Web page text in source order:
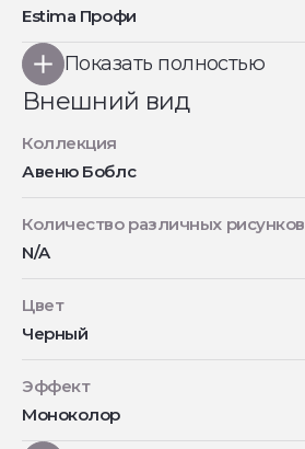
Estima Профи
Показать полностью
Внешний вид
Коллекция
Авеню Боблс
Количество различных рисунков
N/A
Цвет
Черный
Эффект
Моноколор